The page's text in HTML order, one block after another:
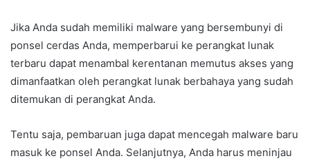
Jika Anda sudah memiliki malware yang bersembunyi di
ponsel cerdas Anda, memperbarui ke perangkat lunak
terbaru dapat menambal kerentanan memutus akses yang
dimanfaatkan oleh perangkat lunak berbahaya yang sudah
ditemukan di perangkat Anda.
Tentu saja, pembaruan juga dapat mencegah malware baru
masuk ke ponsel Anda. Selanjutnya, Anda harus meninjau